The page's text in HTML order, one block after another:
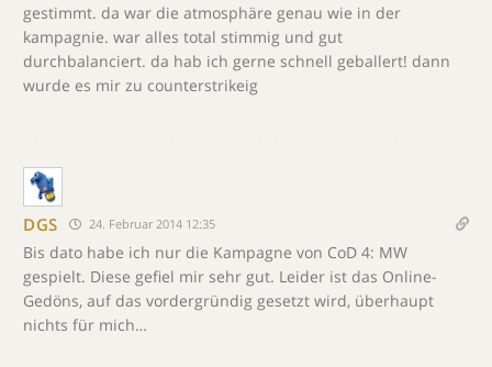
gestimmt. da war die atmosphäre genau wie in der
kampagnie. war alles total stimmig und gut
durchbalanciert. da hab ich gerne schnell geballert! dann
wurde es mir zu counterstrikeig
DGS 24. Februar 2014 12:35
Bis dato habe ich nur die Kampagne von CoD 4: MW
gespielt. Diese gefiel mir sehr gut. Leider ist das Online-
Gedöns, auf das vordergründig gesetzt wird, überhaupt
nichts für mich…